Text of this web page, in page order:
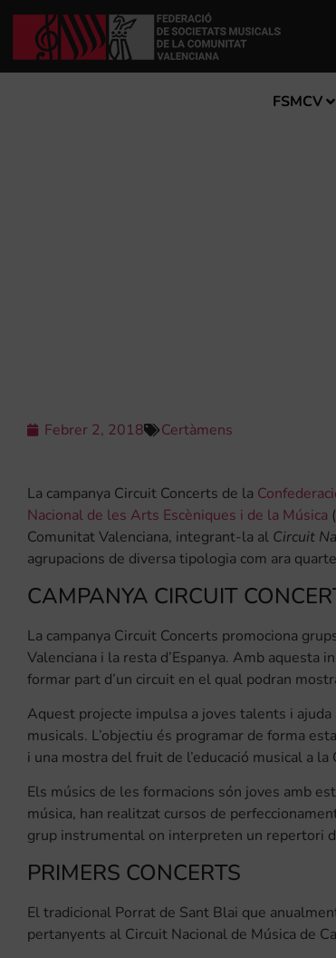
FSMCV
Febrer 2, 2018 Certàmens
La campanya Circuit Concerts de la
Nacional de les Arts Escèniques i de la Música
Comunitat Valenciana, integrant-la al Circuit
agrupacions de diversa tipologia com ara
CAMPANYA CIRCUIT
La campanya Circuit Concerts promociona
Valenciana i la resta d’Espanya. Amb
formar part d’un circuit en el qual podran
Aquest projecte impulsa a joves talents i
musicals. L’objectiu és programar de forma
i una mostra del fruit de l’educació musical a la
Els músics de les formacions són joves amb
música, han realitzat cursos de
grup instrumental on interpreten un repertori
PRIMERS CONCERTS
El tradicional Porrat de Sant Blai que
pertanyents al Circuit Nacional de Música de